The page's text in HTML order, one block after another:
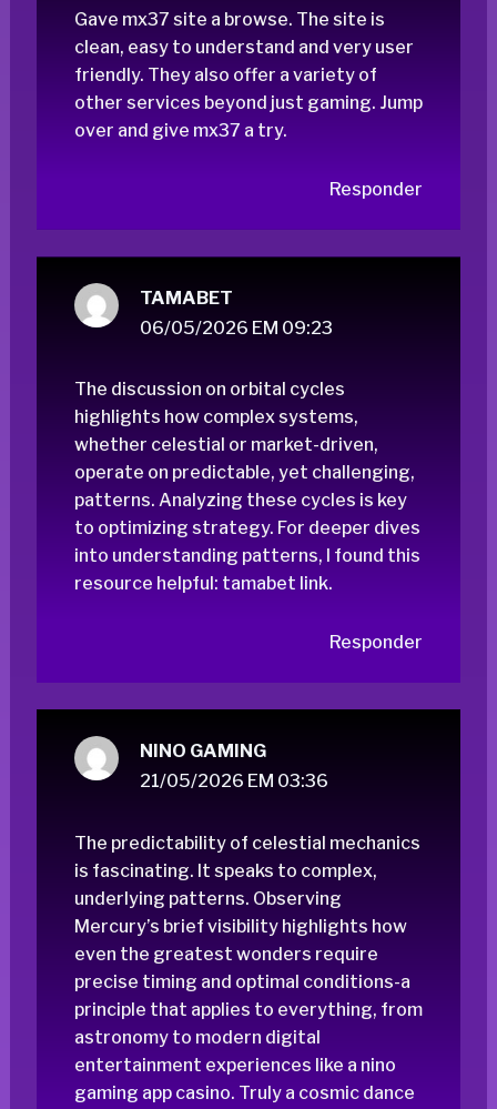
Gave mx37 site a browse. The site is
clean, easy to understand and very user
friendly. They also offer a variety of
other services beyond just gaming. Jump
over and give mx37 a try.
Responder
TAMABET
06/05/2026 EM 09:23
The discussion on orbital cycles
highlights how complex systems,
whether celestial or market-driven,
operate on predictable, yet challenging,
patterns. Analyzing these cycles is key
to optimizing strategy. For deeper dives
into understanding patterns, I found this
resource helpful: tamabet link.
Responder
NINO GAMING
21/05/2026 EM 03:36
The predictability of celestial mechanics
is fascinating. It speaks to complex,
underlying patterns. Observing
Mercury’s brief visibility highlights how
even the greatest wonders require
precise timing and optimal conditions-a
principle that applies to everything, from
astronomy to modern digital
entertainment experiences like a nino
gaming app casino. Truly a cosmic dance